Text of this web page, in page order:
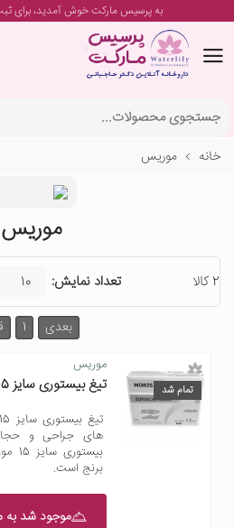
به پرسیس مارکت خوش آمدید، برای
خانه موریس
موریس
2 کالا تعداد نمایش:
1 بعدی
تمام شد
موریس
تیغ بیستوری سایز 15 موریس 100 عددی
های جراحی و
برنج است.
موجود شد به